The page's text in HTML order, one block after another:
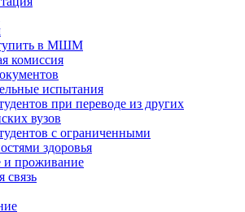
в МШМ
комиссия
испытания
при переводе из других
вузов
с ограниченными
здоровья
и проживание
связь